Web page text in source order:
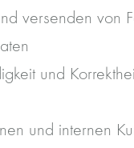
versenden von
und
und internen